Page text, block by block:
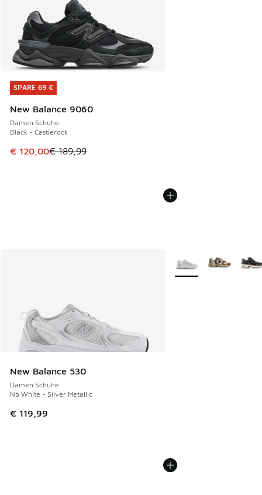
SPARE 69 €
New Balance 9060
Damen Schuhe
Black - Castlerock
Dieser Artikel ist im Sale. Der Preis ist von € 189,99 auf €
€ 120,00€ 189,99
SPARE 69 €
New Balance 530
Damen Schuhe
Nb White - Silver Metallic
€ 119,99
Weitere Farben